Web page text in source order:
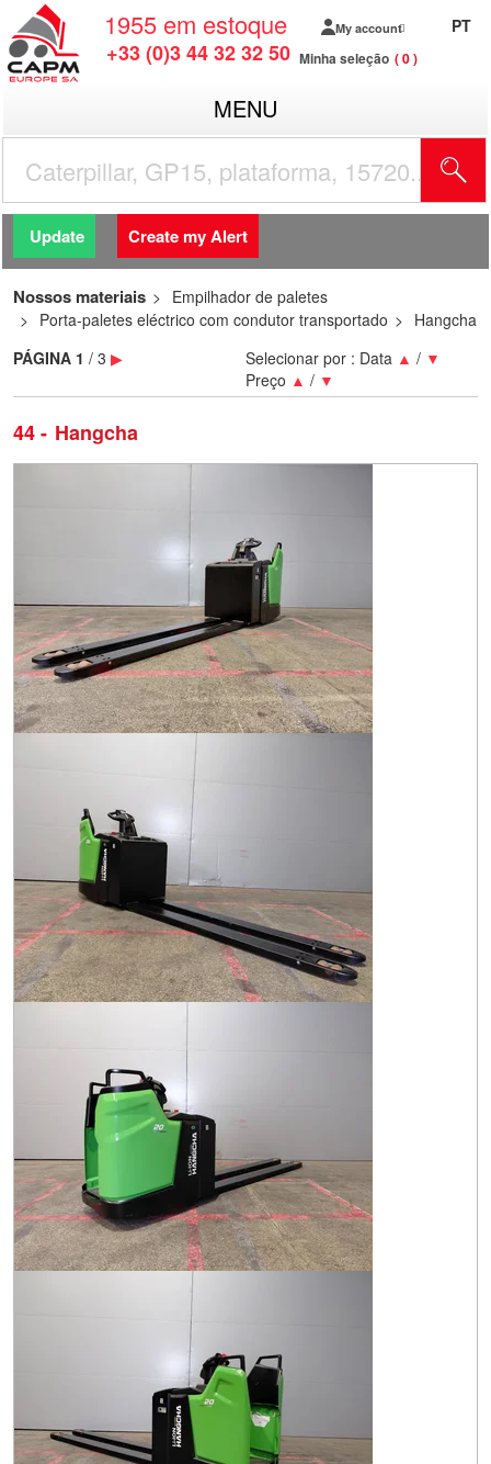
1955 em estoque
+33 (0)3 44 32 32 50
My account
Minha seleção 0
PT
MENU
Update Create my Alert
Nossos materiais
Empilhador de paletes
Porta-paletes eléctrico com condutor transportado
Hangcha
44 Hangcha
Selecionar por : Data ▲ / ▼
Preço ▲ / ▼
PÁGINA 1 / 3 ▶